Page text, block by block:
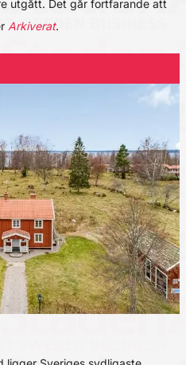
utgått. Det går fortfarande att
Arkiverat.